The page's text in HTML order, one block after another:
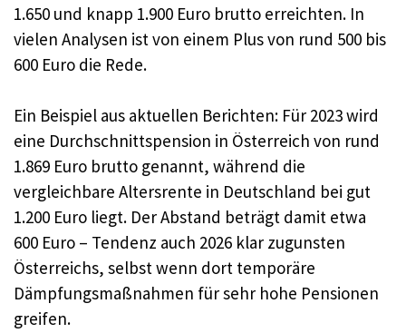
1.650 und knapp 1.900 Euro brutto erreichten. In
vielen Analysen ist von einem Plus von rund 500 bis
600 Euro die Rede.
Ein Beispiel aus aktuellen Berichten: Für 2023 wird
eine Durchschnittspension in Österreich von rund
1.869 Euro brutto genannt, während die
vergleichbare Altersrente in Deutschland bei gut
1.200 Euro liegt. Der Abstand beträgt damit etwa
600 Euro – Tendenz auch 2026 klar zugunsten
Österreichs, selbst wenn dort temporäre
Dämpfungsmaßnahmen für sehr hohe Pensionen
greifen.